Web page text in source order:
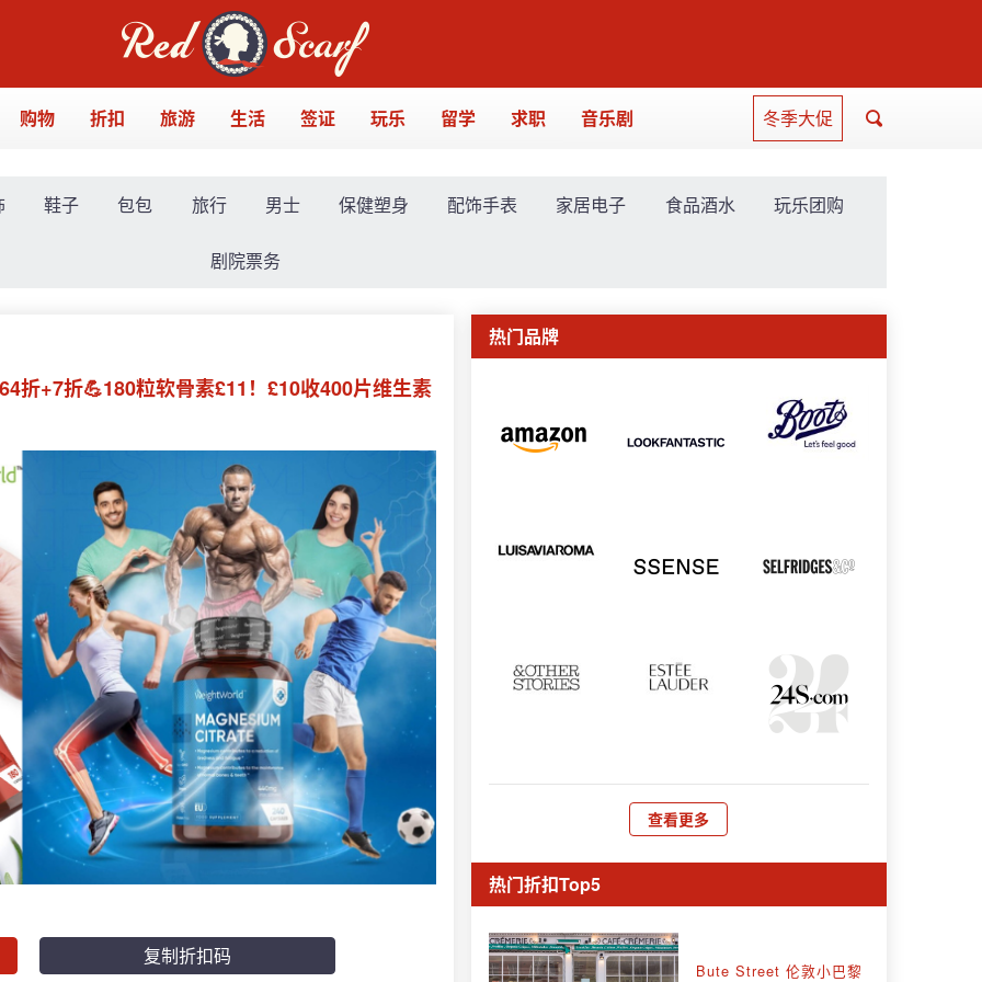
购物 折扣 旅游 生活 签证 玩乐 留学 求职 音乐剧 冬季大促
鞋子 包包 旅行 男士 保健塑身 配饰手表 家居电子 食品酒水 玩乐团购
剧院票务
折+7折💪180粒软骨素£11！£10收400片维生素
复制折扣码
热门品牌
查看更多
热门折扣Top5
Bute Street 伦敦小巴黎